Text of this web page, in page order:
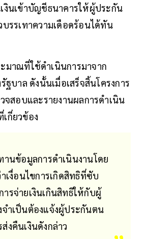
งินเข้าบัญชีธนาคารให้ผู้ประกัน
บรรเทาความเดือดร้อนได้ทัน
มาณที่ใช้ดำเนินการมาจาก
ฐบาล ดังนั้นเมื่อเสร็จสิ้นโครงการ
จสอบและรายงานผลการดำเนิน
กี่ยวข้อง
านข้อมูลการดำเนินงานโดย
เงื่อนไขการเกิดสิทธิที่ซับ
รจ่ายเงินเกินสิทธิให้กับผู้
ำเป็นต้องแจ้งผู้ประกันตน
งคืนเงินดังกล่าว